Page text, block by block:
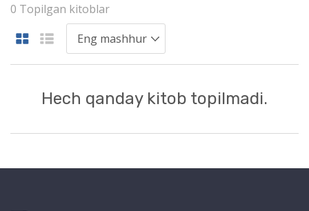
0 Topilgan kitoblar
Hech qanday kitob topilmadi.